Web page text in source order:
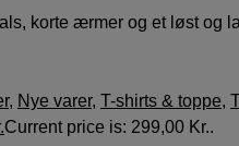
korte ærmer og et løst og
, Nye varer, T-shirts & toppe,
Current price is: 299,00 Kr..